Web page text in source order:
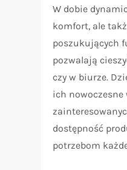
W dobie
komfort, ale
poszukujących
pozwalają
czy w biurze.
ich
dostępność
potrzebom